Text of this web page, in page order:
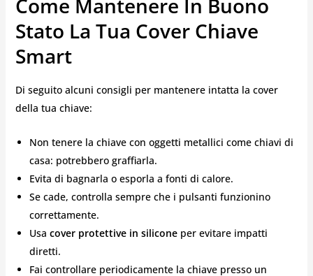
Come Mantenere In Buono
Stato La Tua Cover Chiave
Smart
Di seguito alcuni consigli per mantenere intatta la cover
della tua chiave:
Non tenere la chiave con oggetti metallici come chiavi di
casa: potrebbero graffiarla.
Evita di bagnarla o esporla a fonti di calore.
Se cade, controlla sempre che i pulsanti funzionino
correttamente.
Usa cover protettive in siliconeper evitare impatti
diretti.
Fai controllare periodicamente la chiave presso un